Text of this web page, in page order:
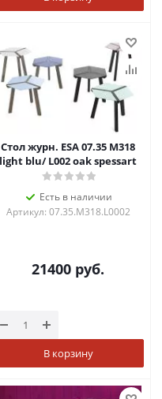
Стол журн. ESA 07.35 M318
light blu/ L002 oak spessart
Есть в наличии
Артикул: 07.35.M318.L0002
21400 руб.
В корзину